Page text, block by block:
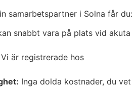
samarbetspartner i Solna får du:
snabbt vara på plats vid akuta
Vi är registrerade hos
Inga dolda kostnader, du vet